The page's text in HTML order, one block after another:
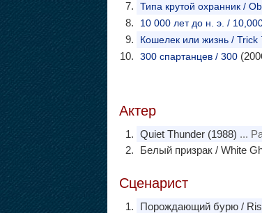
Типа крутой охранник /
10 000 лет до н. э. /
Кошелек или жизнь / Trick
300 спартанцев / 300
Актер
Quiet Thunder (1988) ...
Белый призрак / White
Сценарист
Порождающий бурю /